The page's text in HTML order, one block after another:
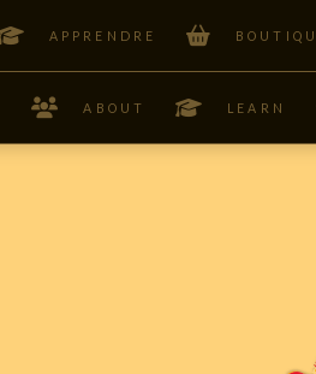
APPRENDRE
ABOUT LEARN